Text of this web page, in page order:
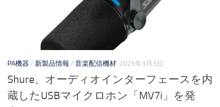
PA機器 / 新製品情報 / 音楽配信機材 2025年3月3日
Shure、オーディオインターフェースを内
蔵したUSBマイクロホン「MV7i」を発